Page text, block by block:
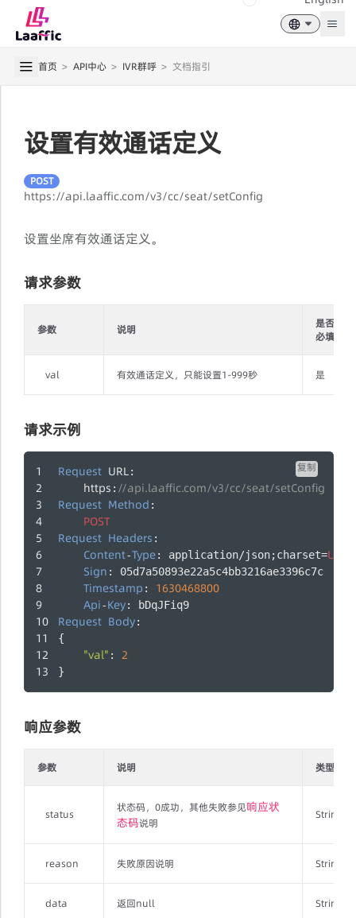
首页 > API中心 > IVR群呼 > 文档指引
设置有效通话定义
POST
https://api.laaffic.com/v3/cc/seat/setConfig
设置坐席有效通话定义。
请求参数
参数 说明
是否
必填
val 有效通话定义，只能设置1-999秒 是
请求示例
复制
Request URL:
https : //api.laaffic.com/v3/cc/seat/setConfig
Request Method :
POST
Request Headers :
Content-Type: application/json;charset=UTF
Sign : 05d7a50893e22a5c4bb3216ae3396c7c
Timestamp : 1630468800
Api-Key: bDqJFiq9
Request Body:
{
"val" : 2
}
响应参数
参数 说明 类型
status
状态码，0成功，其他失败参见响应状
态码说明
String
reason 失败原因说明 String
data 返回null String